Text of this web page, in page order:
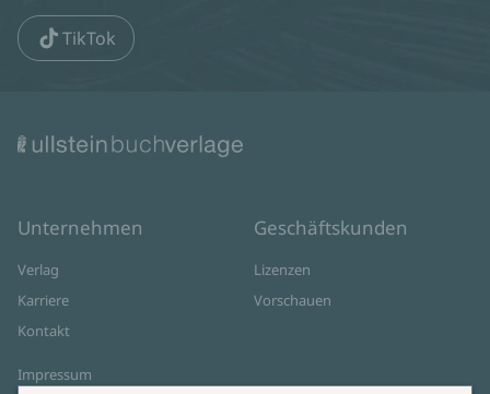
TikTok
Unternehmen
Verlag
Karriere
Kontakt
Impressum
Geschäftskunden
Lizenzen
Vorschauen